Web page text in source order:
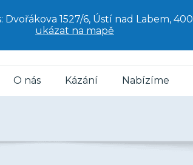
Dvořákova 1527/6, Ústí nad Labem, 400
ukázat na mapě
O nás Kázání Nabízíme